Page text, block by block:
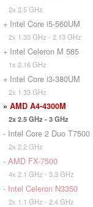
2x 2.5 GHz
+ Intel Core i5-560UM
2x 1.33 GHz - 2.13 GHz
+ Intel Celeron M 585
1x 2.16 GHz
+ Intel Core i3-380UM
2x 1.33 GHz
» AMD A4-4300M
2x 2.5 GHz - 3 GHz
- Intel Core 2 Duo T7500
2x 2.2 GHz
- AMD FX-7500
4x 2.1 GHz - 3.3 GHz
- Intel Celeron N3350
2x 1.1 GHz - 2.4 GHz